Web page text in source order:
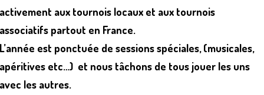
aux tournois locaux et aux tournois
partout en France.
est ponctuée de sessions spéciales, (musicales,
etc…) et nous tâchons de tous jouer les uns
les autres.